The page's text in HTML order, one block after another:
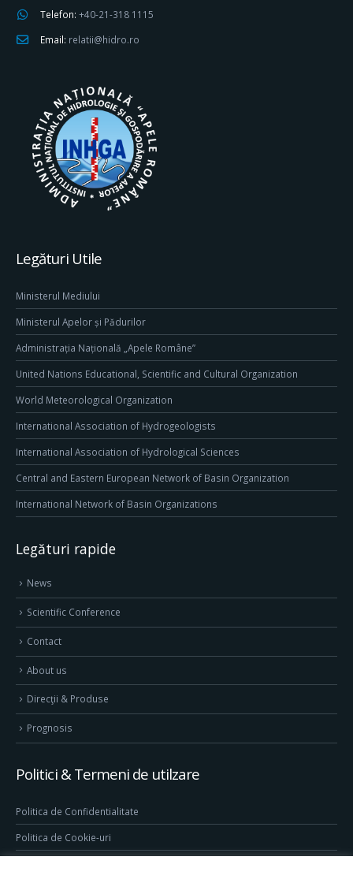
Telefon: +40-21-318 1115
Email: relatii@hidro.ro
Legături Utile
Ministerul Mediului
Ministerul Apelor și Pădurilor
Administrația Națională „Apele Române”
United Nations Educational, Scientific and Cultural Organization
World Meteorological Organization
International Association of Hydrogeologists
International Association of Hydrological Sciences
Central and Eastern European Network of Basin Organization
International Network of Basin Organizations
Legături rapide
News
Scientific Conference
Contact
About us
Direcţii & Produse
Prognosis
Politici & Termeni de utilzare
Politica de Confidentialitate
Politica de Cookie-uri